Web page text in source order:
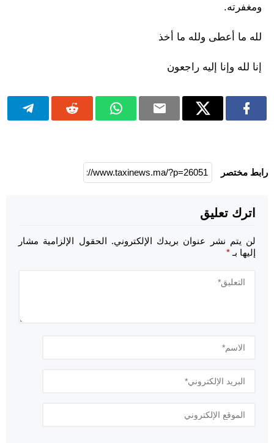
ومغفرته.
لله ما أعطى ولله ما أخذ
إنا لله وإنا إليه راجعون
رابط مختصر
اترك تعليق
لن يتم نشر عنوان بريدك الإلكتروني. الحقول الإلزامية مشار
إليها بـ *